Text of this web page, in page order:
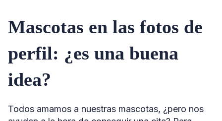
Mascotas en las fotos de
perfil: ¿es una buena
idea?
Todos amamos a nuestras mascotas, ¿pero nos